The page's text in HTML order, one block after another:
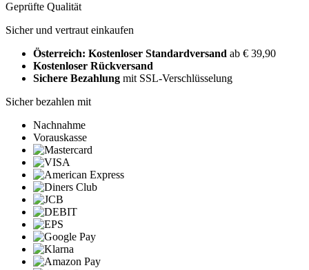
Geprüfte Qualität
Sicher und vertraut einkaufen
Österreich: Kostenloser Standardversand ab € 39,90
Kostenloser Rückversand
Sichere Bezahlung mit SSL-Verschlüsselung
Sicher bezahlen mit
Nachnahme
Vorauskasse